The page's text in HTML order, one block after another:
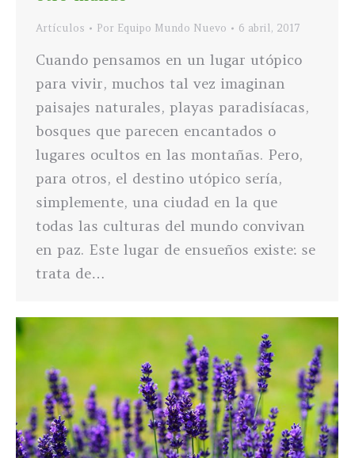
Artículos Por Equipo Mundo Nuevo 6 abril, 2017
Cuando pensamos en un lugar utópico
para vivir, muchos tal vez imaginan
paisajes naturales, playas paradisíacas,
bosques que parecen encantados o
lugares ocultos en las montañas. Pero,
para otros, el destino utópico sería,
simplemente, una ciudad en la que
todas las culturas del mundo convivan
en paz. Este lugar de ensueños existe: se
trata de…